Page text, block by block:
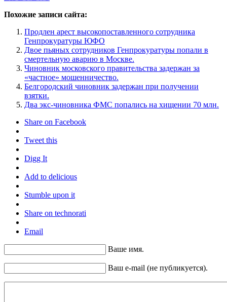
Похожие записи сайта:
Продлен арест высокопоставленного сотрудника
Генпрокуратуры ЮФО
Двое пьяных сотрудников Генпрокуратуры попали в
смертельную аварию в Москве.
Чиновник московского правительства задержан за
«частное» мошенничество.
Белгородский чиновник задержан при получении
взятки.
Два экс-чиновника ФМС попались на хищении 70 млн.
Share on Facebook
Tweet this
Digg It
Add to delicious
Stumble upon it
Share on technorati
Email
Ваше имя.
Ваш e-mail (не публикуется).